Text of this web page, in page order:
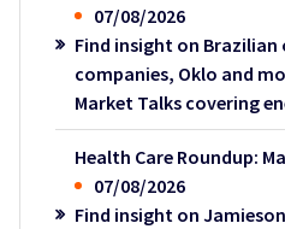
07/08/2026
Find insight on
companies, Oklo and
Market Talks covering
Health Care Roundup:
07/08/2026
Find insight on